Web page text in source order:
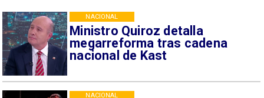
Ministro Quiroz detalla
megarreforma tras cadena
nacional de Kast
NACIONAL
NACIONAL